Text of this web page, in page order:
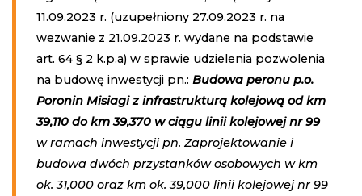
11.09.2023 r. (uzupełniony 27.09.2023 r. na
wezwanie z 21.09.2023 r. wydane na podstawie
art. 64 § 2 k.p.a) w sprawie udzielenia pozwolenia
na budowę inwestycji pn.: Budowa peronu p.o.
Poronin Misiagi z infrastrukturą kolejową od km
39,110 do km 39,370 w ciągu linii kolejowej nr 99
w ramach inwestycji pn. Zaprojektowanie i
budowa dwóch przystanków osobowych w km
ok. 31,000 oraz km ok. 39,000 linii kolejowej nr 99